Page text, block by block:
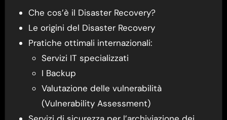
Che cos’è il Disaster Recovery?
Le origini del Disaster Recovery
Pratiche ottimali internazionali:
Servizi IT specializzati
I Backup
Valutazione delle vulnerabilità
(Vulnerability Assessment)